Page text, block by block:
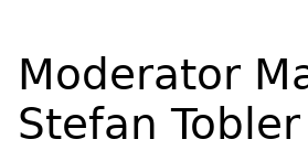
Moderator
Stefan